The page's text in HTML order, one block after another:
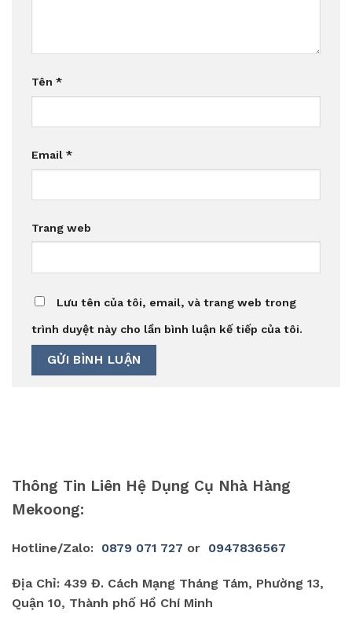
Tên *
Email *
Trang web
Lưu tên của tôi, email, và trang web trong
trình duyệt này cho lần bình luận kế tiếp của tôi.
Thông Tin Liên Hệ Dụng Cụ Nhà Hàng
Mekoong:
Hotline/Zalo: 0879 071 727 or 0947836567
Địa Chỉ: 439 Đ. Cách Mạng Tháng Tám, Phường 13,
Quận 10, Thành phố Hồ Chí Minh